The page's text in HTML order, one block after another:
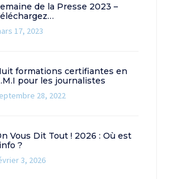
de la Presse 2023 –
17, 2023
formations certifiantes en
pour les journalistes
28, 2022
Vous Dit Tout ! 2026 : Où est
?
3, 2026